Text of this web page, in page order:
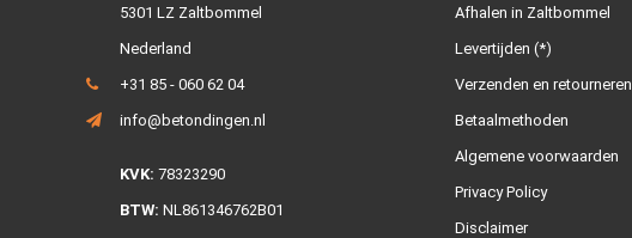
5301 LZ Zaltbommel
Nederland
+31 85 - 060 62 04
info@betondingen.nl
KVK: 78323290
BTW: NL861346762B01
Afhalen in Zaltbommel
Levertijden (*)
Verzenden en retourneren
Betaalmethoden
Algemene voorwaarden
Privacy Policy
Disclaimer